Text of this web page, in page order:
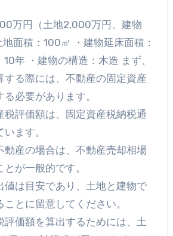
万円（土地2,000万円、建物
面積：100㎡ ・建物延床面積：
年 ・建物の構造：木造 まず、
する際には、不動産の固定資産
必要があります。
税評価額は、固定資産税納税通
ます。
動産の場合は、不動産売却相場
が一般的です。
値は目安であり、土地と建物で
とに留意してください。
評価額を算出するためには、土